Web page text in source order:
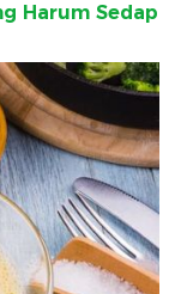
Harum Sedap